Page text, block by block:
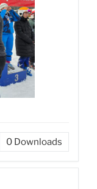
0 Downloads